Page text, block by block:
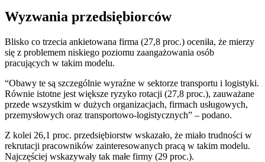
Wyzwania przedsiębiorców
Blisko co trzecia ankietowana firma (27,8 proc.) oceniła, że mierzy
się z problemem niskiego poziomu zaangażowania osób
pracujących w takim modelu.
“Obawy te są szczególnie wyraźne w sektorze transportu i logistyki.
Równie istotne jest większe ryzyko rotacji (27,8 proc.), zauważane
przede wszystkim w dużych organizacjach, firmach usługowych,
przemysłowych oraz transportowo-logistycznych” – podano.
Z kolei 26,1 proc. przedsiębiorstw wskazało, że miało trudności w
rekrutacji pracowników zainteresowanych pracą w takim modelu.
Najczęściej wskazywały tak małe firmy (29 proc.).